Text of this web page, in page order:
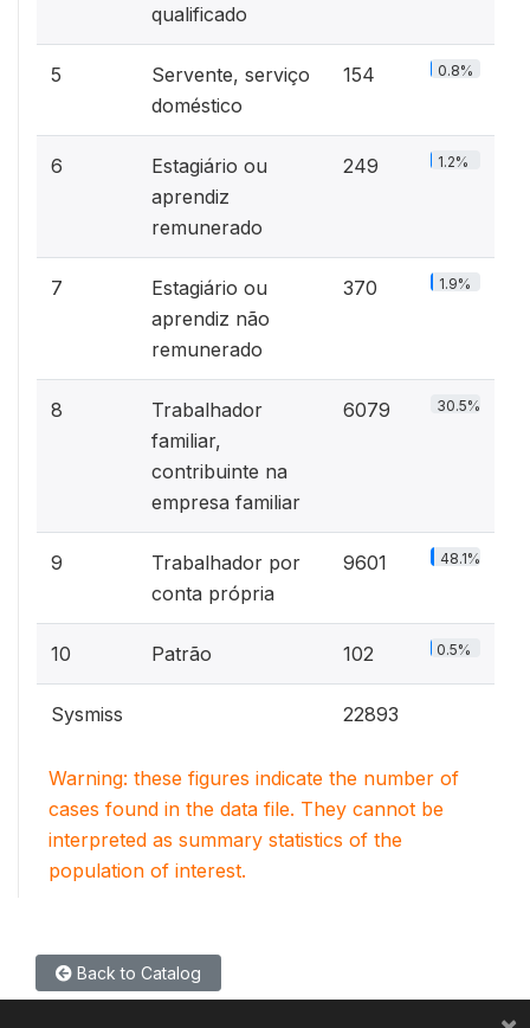
qualificado
5
Servente, serviço
doméstico
154 0.8%
6
Estagiário ou
aprendiz
remunerado
249 1.2%
7
Estagiário ou
aprendiz não
remunerado
370 1.9%
8
Trabalhador
familiar,
contribuinte na
empresa familiar
6079 30.5%
9
Trabalhador por
conta própria
9601 48.1%
10 Patrão 102 0.5%
Sysmiss 22893
Warning: these figures indicate the number of
cases found in the data file. They cannot be
interpreted as summary statistics of the
population of interest.
Back to Catalog